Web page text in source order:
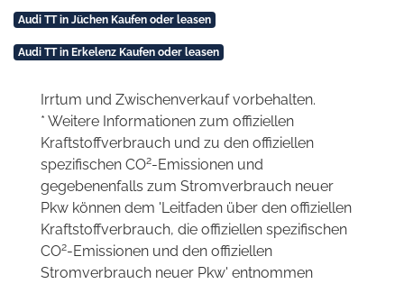
Audi TT in Jüchen Kaufen oder leasen
Audi TT in Erkelenz Kaufen oder leasen
Irrtum und Zwischenverkauf vorbehalten.
* Weitere Informationen zum offiziellen
Kraftstoffverbrauch und zu den offiziellen
spezifischen CO2-Emissionen und
gegebenenfalls zum Stromverbrauch neuer
Pkw können dem 'Leitfaden über den offiziellen
Kraftstoffverbrauch, die offiziellen spezifischen
CO2-Emissionen und den offiziellen
Stromverbrauch neuer Pkw' entnommen